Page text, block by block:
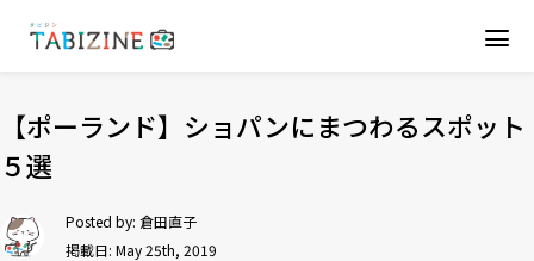
【ポーランド】ショパンにまつわるスポット
５選
Posted by: 倉田直子
掲載日: May 25th, 2019